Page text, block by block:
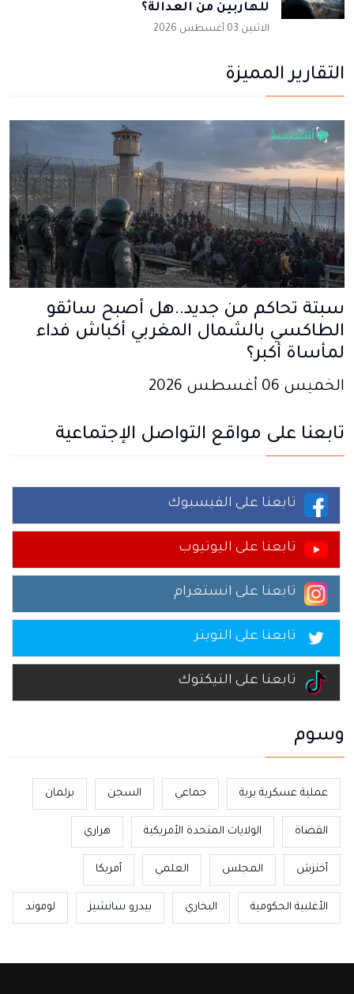
للهاربين من العدالة؟
الاثنين 03 أغسطس 2026
التقارير المميزة
سبتة تحاكم من جديد..هل أصبح سائقو
الطاكسي بالشمال المغربي أكباش فداء
لمأساة أكبر؟
الخميس 06 أغسطس 2026
تابعنا على مواقع التواصل الإجتماعية
تابعنا على الفيسبوك
تابعنا على اليوتيوب
تابعنا على انستغرام
تابعنا على التويتر
تابعنا على التيكتوك
وسوم
عملية عسكرية برية جماعي السجن برلمان
القضاة الولايات المتحدة الأمريكية هراري
أخنزش المجلس العلمي أمريكا
الأغلبية الحكومية البخاري بيدرو سانشيز لوموند